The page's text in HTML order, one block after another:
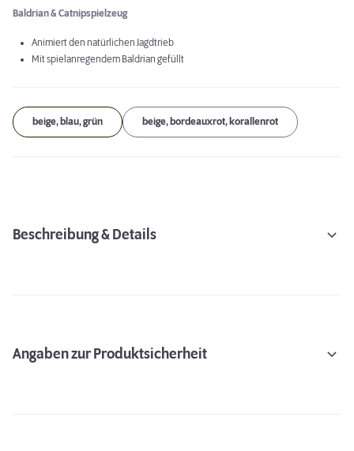
Baldrian & Catnipspielzeug
Animiert den natürlichen Jagdtrieb
Mit spielanregendem Baldrian gefüllt
beige, blau, grün beige, bordeauxrot, korallenrot
Beschreibung & Details
Angaben zur Produktsicherheit